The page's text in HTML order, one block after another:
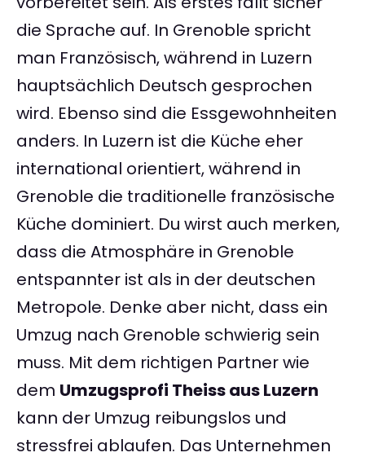
die Sprache auf. In Grenoble spricht
man Französisch, während in Luzern
hauptsächlich Deutsch gesprochen
wird. Ebenso sind die Essgewohnheiten
anders. In Luzern ist die Küche eher
international orientiert, während in
Grenoble die traditionelle französische
Küche dominiert. Du wirst auch merken,
dass die Atmosphäre in Grenoble
entspannter ist als in der deutschen
Metropole. Denke aber nicht, dass ein
Umzug nach Grenoble schwierig sein
muss. Mit dem richtigen Partner wie
dem Umzugsprofi Theiss aus Luzern
kann der Umzug reibungslos und
stressfrei ablaufen. Das Unternehmen